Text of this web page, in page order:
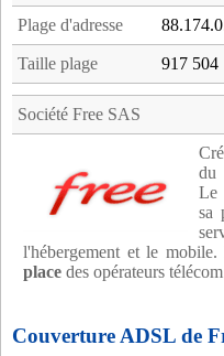
Plage d'adresse
Taille plage 917 504
Société Free SAS
du
Le
sa
l'hébergement et le
place des opérateurs
Couverture ADSL de